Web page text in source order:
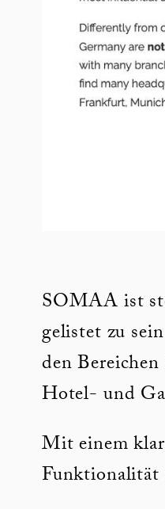
SOMAA ist
gelistet zu
den
Hotel- und
Mit einem
Funktionalität